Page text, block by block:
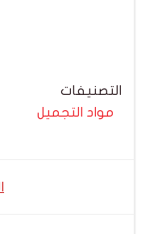
التصنيفات
مواد التجميل